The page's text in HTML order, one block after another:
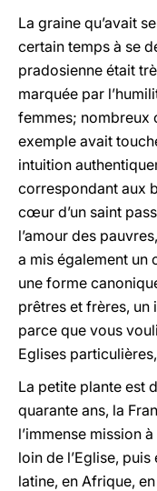
La graine qu’avait
certain temps à se
pradosienne était
marquée par
femmes; nombreux
exemple avait
intuition
correspondant aux
cœur d’un saint
l’amour des
a mis également un
une forme
prêtres et frères,
parce que vous
Eglises
La petite plante est
quarante ans, la
l’immense mission
loin de l’Eglise,
latine, en Afrique,